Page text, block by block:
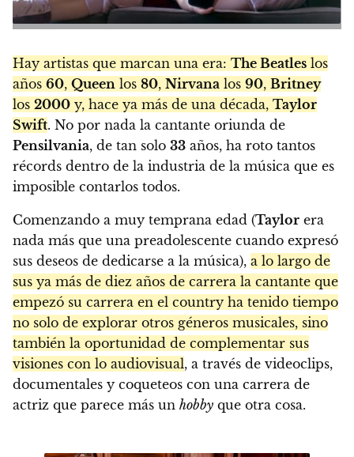
Hay artistas que marcan una era: The Beatles los
años 60, Queen los 80, Nirvana los 90, Britney
los 2000 y, hace ya más de una década, Taylor
Swift. No por nada la cantante oriunda de
Pensilvania, de tan solo 33 años, ha roto tantos
récords dentro de la industria de la música que es
imposible contarlos todos.
Comenzando a muy temprana edad (Taylor era
nada más que una preadolescente cuando expresó
sus deseos de dedicarse a la música), a lo largo de
sus ya más de diez años de carrera la cantante que
empezó su carrera en el country ha tenido tiempo
no solo de explorar otros géneros musicales, sino
también la oportunidad de complementar sus
visiones con lo audiovisual, a través de videoclips,
documentales y coqueteos con una carrera de
actriz que parece más un hobby que otra cosa.